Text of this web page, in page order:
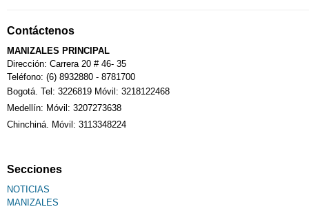
Contáctenos
MANIZALES PRINCIPAL
Dirección: Carrera 20 # 46- 35
Teléfono: (6) 8932880 - 8781700
Bogotá. Tel: 3226819 Móvil: 3218122468
Medellín: Móvil: 3207273638
Chinchiná. Móvil: 3113348224
Secciones
NOTICIAS
MANIZALES